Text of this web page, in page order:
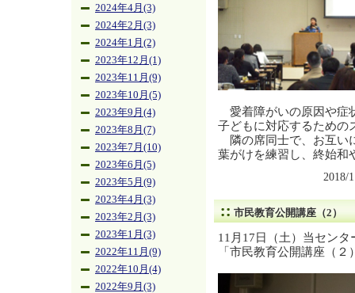
2024年4月(3)
2024年2月(3)
2024年1月(2)
2023年12月(1)
2023年11月(9)
2023年10月(5)
2023年9月(4)
2023年8月(7)
2023年7月(10)
2023年6月(5)
2023年5月(9)
2023年4月(3)
2023年2月(3)
2023年1月(3)
2022年11月(9)
2022年10月(4)
2022年9月(3)
愛着障がいの原因や症
子どもに対応するための
隣の席同士で、お互い
葉がけを練習し、終始和
2018/
市民教育公開講座（2）
11月17日（土）当セン
「市民教育公開講座（